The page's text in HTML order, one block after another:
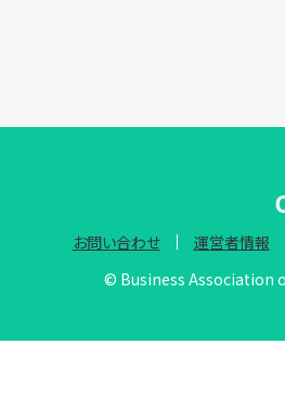
お問い合わせ 運営者情報
© Business Association